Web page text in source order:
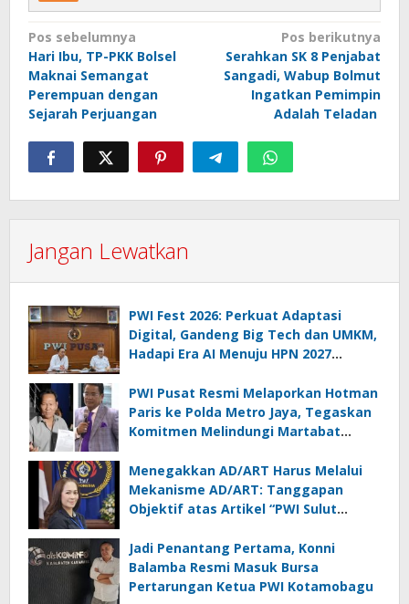
Navigasi
pos
Pos sebelumnya
Hari Ibu, TP-PKK Bolsel
Maknai Semangat
Perempuan dengan
Sejarah Perjuangan
Pos berikutnya
Serahkan SK 8 Penjabat
Sangadi, Wabup Bolmut
Ingatkan Pemimpin
Adalah Teladan
Jangan Lewatkan
PWI Fest 2026: Perkuat Adaptasi
Digital, Gandeng Big Tech dan UMKM,
Hadapi Era AI Menuju HPN 2027
PWI Pusat Resmi Melaporkan Hotman
Paris ke Polda Metro Jaya, Tegaskan
Komitmen Melindungi Martabat
Menegakkan AD/ART Harus Melalui
Mekanisme AD/ART: Tanggapan
Objektif atas Artikel “PWI Sulut
Melanggar Aturan”
Jadi Penantang Pertama, Konni
Balamba Resmi Masuk Bursa
Pertarungan Ketua PWI Kotamobagu